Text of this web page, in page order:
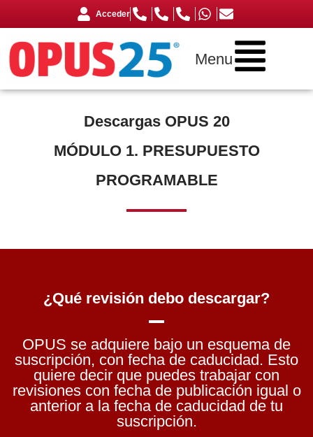
Acceder
Menu
Descargas OPUS 20
MÓDULO 1. PRESUPUESTO
PROGRAMABLE
¿Qué revisión debo descargar?
OPUS se adquiere bajo un esquema de
suscripción, con fecha de caducidad. Esto
quiere decir que puedes trabajar con
revisiones con fecha de publicación igual o
anterior a la fecha de caducidad de tu
suscripción.